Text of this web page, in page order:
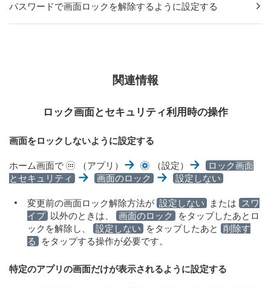
パスワードで画面ロックを解除するように設定する
関連情報
ロック画面とセキュリティ利用時の操作
画面をロックしないように設定する
ホーム画面で （アプリ） （設定）
ロック画面
とセキュリティ
画面のロック 設定しない
変更前の画面ロック解除方法が 設定しない または
スワ
イプ 以外のときは、 画面のロック
をタップしたあとロ
ックを解除し、
設定しない をタップしたあと
削除す
る
をタップする操作が必要です。
特定のアプリの画面だけが表示されるように設定する